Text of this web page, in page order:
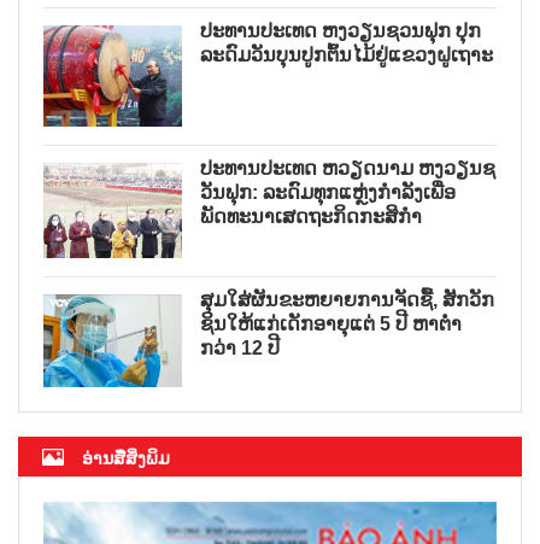
ປະທານປະເທດ ຫງວຽນຊວນຟຸກ ປຸກ
ລະດົມວັນບຸນປູກຕົ້ນໄມ້ຢູ່ແຂວງຝູເຖາະ
ປະທານປະເທດ ຫວຽດນາມ ຫງວຽນຊ
ວັນຟຸກ: ລະດົມທຸກແຫຼ່ງກຳລັງເພື່ອ
ພັດທະນາເສດຖະກິດກະສິກຳ
ສຸມໃສ່ຜັນຂະຫຍາຍການຈັດຊື້, ສັກວັກ
ຊິນໃຫ້ແກ່ເດັກອາຍຸແຕ່ 5 ປີ ຫາຕ່ຳ
ກວ່າ 12 ປີ
ອ່ານສື່ສິ່ງພິມ